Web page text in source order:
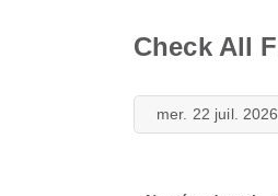
Check All
mer. 22 juil. 2026